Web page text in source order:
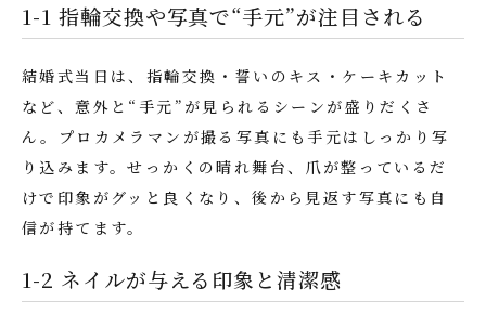
1-1 指輪交換や写真で“手元”が注目される
結婚式当日は、指輪交換・誓いのキス・ケーキカット
など、意外と“手元”が見られるシーンが盛りだくさ
ん。プロカメラマンが撮る写真にも手元はしっかり写
り込みます。せっかくの晴れ舞台、爪が整っているだ
けで印象がグッと良くなり、後から見返す写真にも自
信が持てます。
1-2 ネイルが与える印象と清潔感